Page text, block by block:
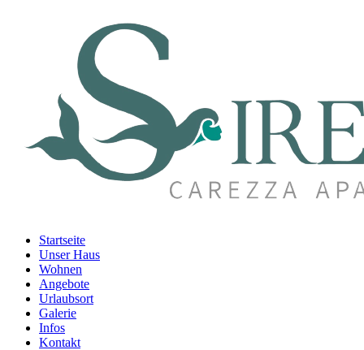
Startseite
Unser Haus
Wohnen
Angebote
Urlaubsort
Galerie
Infos
Kontakt